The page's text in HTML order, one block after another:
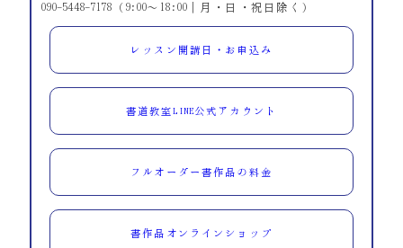
090-5448-7178（9:00～18:00｜月・日・祝日除く）
レッスン開講日・お申込み
書道教室LINE公式アカウント
フルオーダー書作品の料金
書作品オンラインショップ